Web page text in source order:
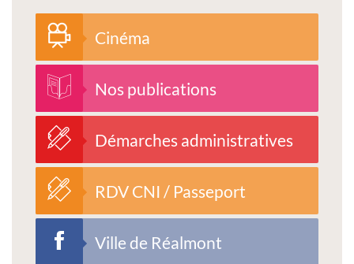
Cinéma
Nos publications
Démarches administratives
RDV CNI / Passeport
Ville de Réalmont